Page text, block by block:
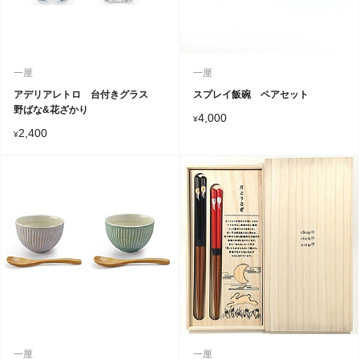
一厘
アデリアレトロ 台付きグラス
野ばな&花ざかり
¥2,400
一厘
スプレイ飯碗 ペアセット
¥4,000
一厘 一厘